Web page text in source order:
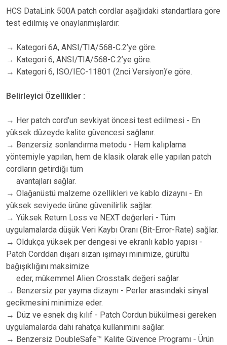
HCS DataLink 500A patch cordlar aşağıdaki standartlara göre
test edilmiş ve onaylanmışlardır:
→ Kategori 6A, ANSI/TIA/568-C.2’ye göre.
→ Kategori 6, ANSI/TIA/568-C.2’ye göre.
→ Kategori 6, ISO/IEC-11801 (2nci Versiyon)’e göre.
Belirleyici Özellikler :
→ Her patch cord’un sevkiyat öncesi test edilmesi - En
yüksek düzeyde kalite güvencesi sağlanır.
→ Benzersiz sonlandırma metodu - Hem kalıplama
yöntemiyle yapılan, hem de klasik olarak elle yapılan patch
cordların getirdiği tüm
avantajları sağlar.
→ Olağanüstü malzeme özellikleri ve kablo dizaynı - En
yüksek seviyede ürüne güvenilirlik sağlar.
→ Yüksek Return Loss ve NEXT değerleri - Tüm
uygulamalarda düşük Veri Kaybı Oranı (Bit-Error-Rate) sağlar.
→ Oldukça yüksek per dengesi ve ekranlı kablo yapısı -
Patch Corddan dışarı sızan ışımayı minimize, gürültü
bağışıklığını maksimize
eder, mükemmel Alien Crosstalk değeri sağlar.
→ Benzersiz per yayma dizaynı - Perler arasındaki sinyal
gecikmesini minimize eder.
→ Düz ve esnek dış kılıf - Patch Cordun bükülmesi gereken
uygulamalarda dahi rahatça kullanımını sağlar.
→ Benzersiz DoubleSafe™ Kalite Güvence Programı - Ürün